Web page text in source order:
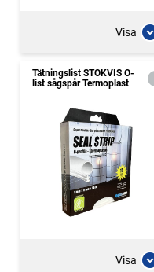
Visa
Tätningslist STOKVIS O-
list sågspår Termoplast
Visa